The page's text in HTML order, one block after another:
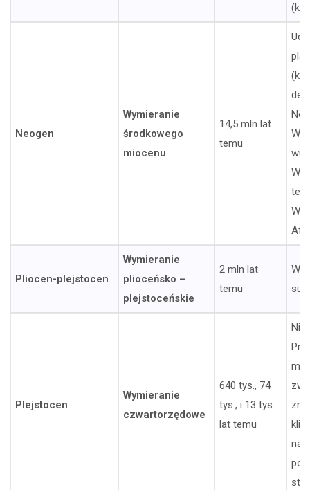
Neogen
Wymieranie
środkowego
miocenu
14,5 mln lat
temu
Pliocen-plejstocen
Wymieranie
plioceńsko –
plejstoceńskie
2 mln lat
temu
Plejstocen
Wymieranie
czwartorzędowe
640 tys., 74
tys., i 13 tys.
lat temu